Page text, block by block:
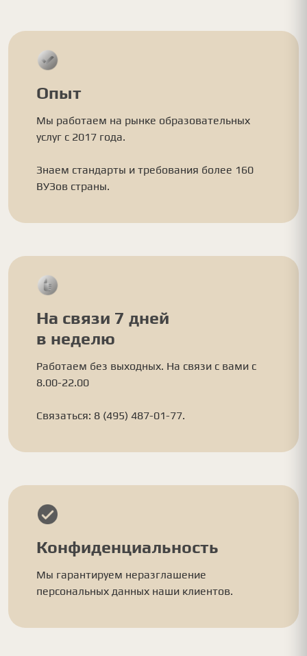
Опыт
Мы работаем на рынке образовательных
услуг с 2017 года.
Знаем стандарты и требования более 160
ВУЗов страны.
На связи 7 дней
в неделю
Работаем без выходных. На связи с вами с
8.00-22.00
Связаться: 8 (495) 487-01-77.
Конфиденциальность
Мы гарантируем неразглашение
персональных данных наши клиентов.